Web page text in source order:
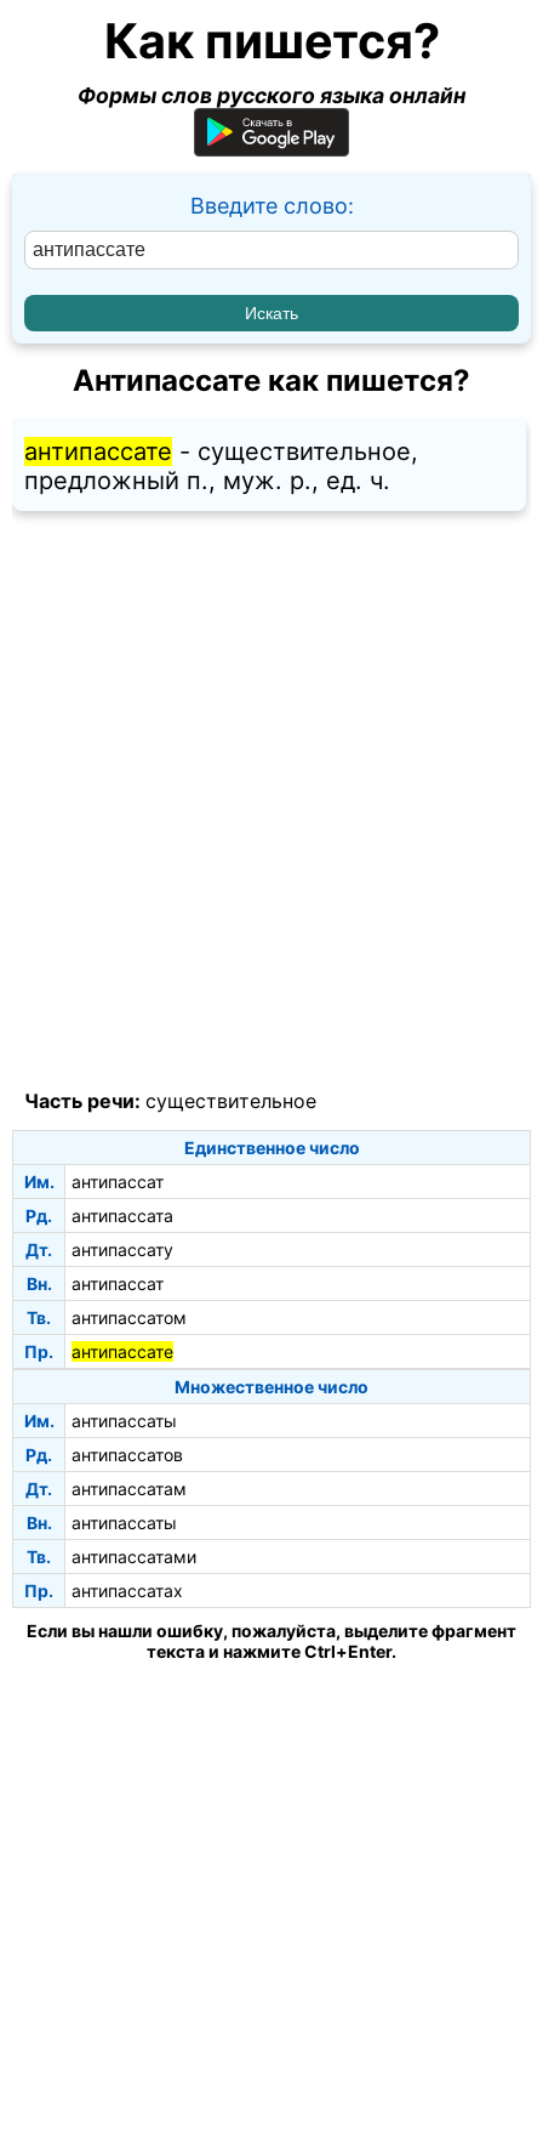
Как пишется?
Формы слов русского языка онлайн
Введите слово:
Антипассате как пишется?
антипассате - существительное,
предложный п., муж. p., ед. ч.
Часть речи: существительное
Единственное число
Им.
антипассат
Рд.
антипассата
Дт.
антипассату
Вн.
антипассат
Тв.
антипассатом
Пр.
антипассате
Множественное число
Им.
антипассаты
Рд.
антипассатов
Дт.
антипассатам
Вн.
антипассаты
Тв.
антипассатами
Пр.
антипассатах
Если вы нашли ошибку, пожалуйста, выделите фрагмент
текста и нажмите Ctrl+Enter.